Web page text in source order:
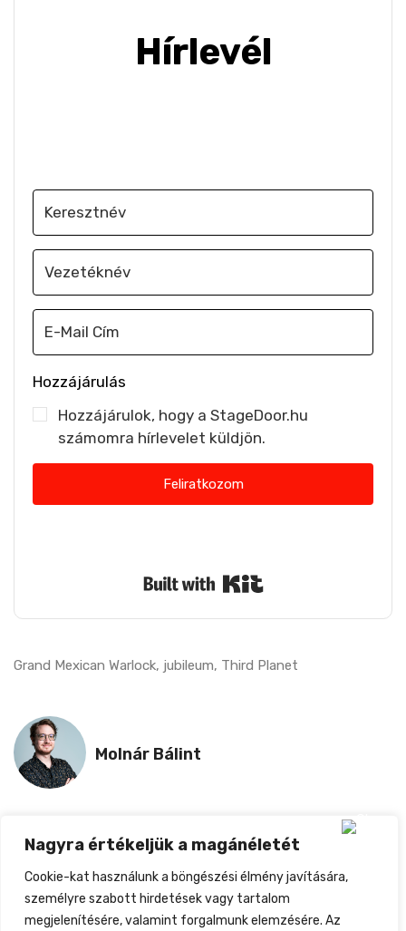
Nagyra értékeljük a magánéletét
Cookie-kat használunk a böngészési élmény javítására,
személyre szabott hirdetések vagy tartalom
megjelenítésére, valamint forgalmunk elemzésére. Az
Hírlevél
Hozzájárulás
Hozzájárulok, hogy a StageDoor.hu
számomra hírlevelet küldjön.
Feliratkozom
Grand Mexican Warlock, jubileum, Third Planet
Molnár Bálint
ELŐZŐ
Jelentkezz A SPIKE – Bulgarian Music Showcase 2025 Fesztiválra!